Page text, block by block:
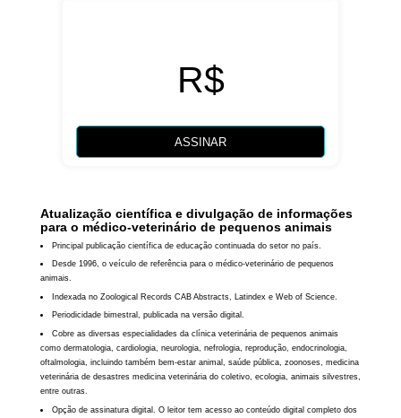
R$
ASSINAR
Atualização científica e divulgação de informações
para o médico-veterinário de pequenos animais
Principal publicação científica de educação continuada do setor no país.
Desde 1996, o veículo de referência para o médico-veterinário de pequenos
animais.
Indexada no Zoological Records CAB Abstracts, Latindex e Web of Science.
Periodicidade bimestral, publicada na versão digital.
Cobre as diversas especialidades da clínica veterinária de pequenos animais
como dermatologia, cardiologia, neurologia, nefrologia, reprodução, endocrinologia,
oftalmologia, incluindo também bem-estar animal, saúde pública, zoonoses, medicina
veterinária de desastres medicina veterinária do coletivo, ecologia, animais silvestres,
entre outras.
Opção de assinatura digital. O leitor tem acesso ao conteúdo digital completo dos